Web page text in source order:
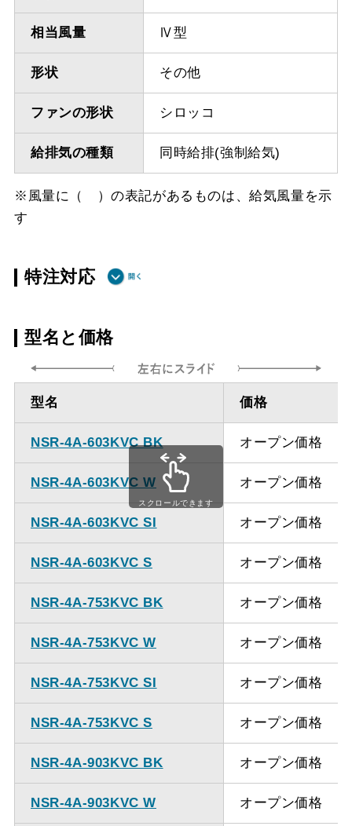
相当風量 Ⅳ型
形状 その他
ファンの形状 シロッコ
給排気の種類 同時給排(強制給気)
※風量に（ ）の表記があるものは、給気風量を示
す
特注対応
方給排気
ダクト方向上
方給排気
最大寸法 920ｍｍ（ダク
備考
点検口を設けての最小寸
法は弊社にお問い合わせ
ください。
型名と価格
型名 価格
NSR-4A-603KVC BK オープン価格
NSR-4A-603KVC W オープン価格
NSR-4A-603KVC SI オープン価格
NSR-4A-603KVC S オープン価格
NSR-4A-753KVC BK オープン価格
NSR-4A-753KVC W オープン価格
NSR-4A-753KVC SI オープン価格
NSR-4A-753KVC S オープン価格
NSR-4A-903KVC BK オープン価格
NSR-4A-903KVC W オープン価格
スクロールできます